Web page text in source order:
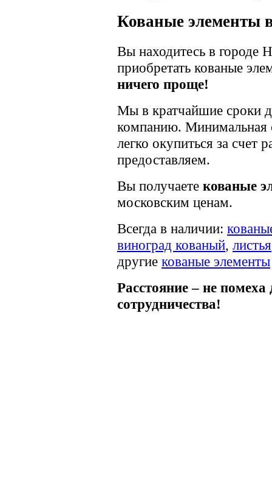
Кованые элементы
Вы находитесь в городе
приобретать кованые
ничего проще!
Мы в кратчайшие сроки
компанию. Минимальная
легко окупиться за счет
предоставляем.
Вы получаете кованые
московским ценам.
Всегда в наличии:
виноград кованый, листья
другие кованые элементы
Расстояние – не помеха
сотрудничества!